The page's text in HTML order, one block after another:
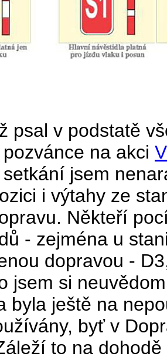
psal v podstatě
na akci
jsem
i výtahy ze
Někteří
- zejména u
dopravou -
jsem si
byla ještě na
byť v
to na